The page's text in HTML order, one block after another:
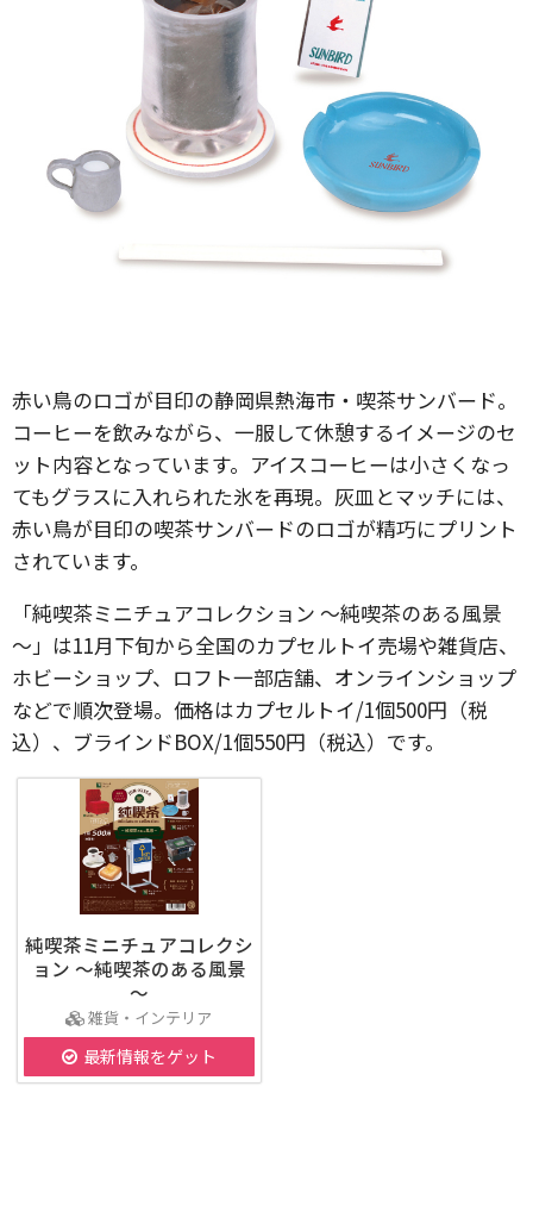
赤い鳥のロゴが目印の静岡県熱海市・喫茶サンバード。
コーヒーを飲みながら、一服して休憩するイメージのセ
ット内容となっています。アイスコーヒーは小さくなっ
てもグラスに入れられた氷を再現。灰皿とマッチには、
赤い鳥が目印の喫茶サンバードのロゴが精巧にプリント
されています。
「純喫茶ミニチュアコレクション ～純喫茶のある風景
～」は11月下旬から全国のカプセルトイ売場や雑貨店、
ホビーショップ、ロフト一部店舗、オンラインショップ
などで順次登場。価格はカプセルトイ/1個500円（税
込）、ブラインドBOX/1個550円（税込）です。
純喫茶ミニチュアコレクシ
ョン ～純喫茶のある風景
～
雑貨・インテリア
最新情報をゲット